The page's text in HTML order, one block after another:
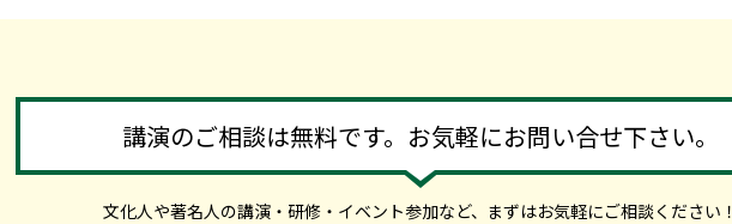
講演のご相談は無料です。お気軽にお問い合せ下さい。
文化人や著名人の講演・研修・イベント参加など、 まずはお気軽にご相談ください！